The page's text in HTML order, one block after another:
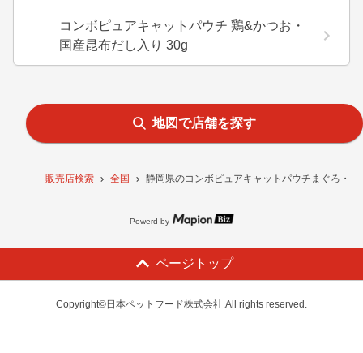
販売店検索 全国 静岡県のコンボピュアキャットパウチまぐろ・
コンボピュアキャットパウチ 鶏&かつお・
国産昆布だし入り 30g
地図で店舗を探す
Powerd by
ページトップ
Copyright©日本ペットフード株式会社.All rights reserved.